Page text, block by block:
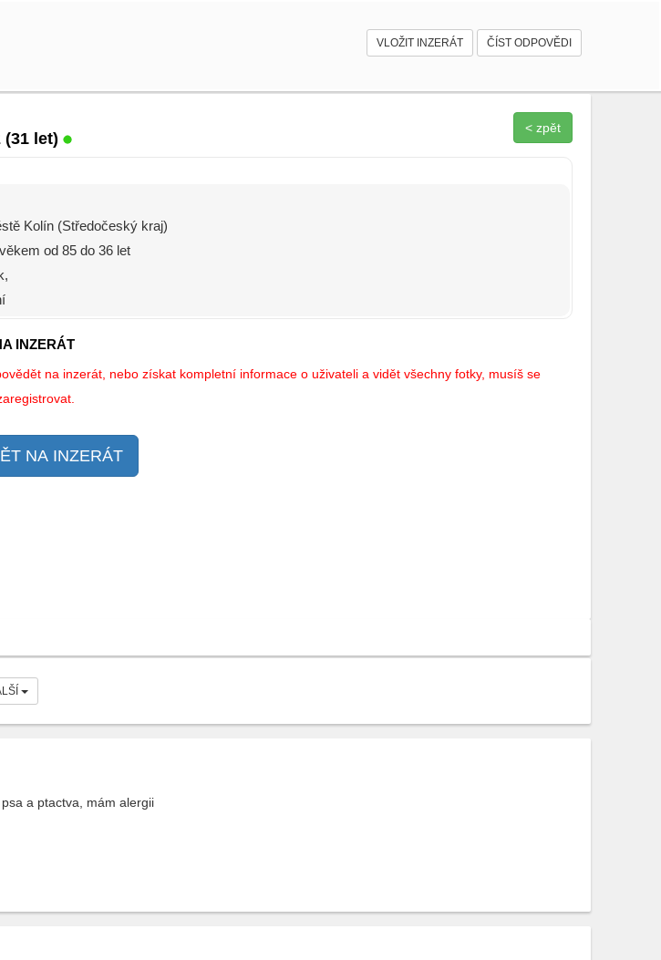
VLOŽIT INZERÁT ČÍST ODPOVĚDI
(31 let)
< zpět
Kolín (Středočeský kraj)
od 85 do 36 let
INZERÁT
na inzerát, nebo získat kompletní informace o uživateli a vidět všechny fotky, musíš se
NA INZERÁT
a ptactva, mám alergii